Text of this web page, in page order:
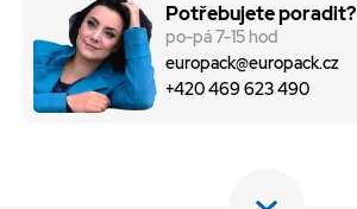
Potřebujete poradit?
po-pá 7-15 hod
europack@europack.cz
+420 469 623 490